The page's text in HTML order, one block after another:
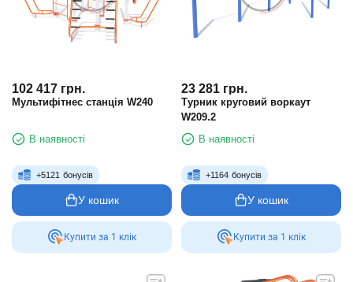
102 417 грн.
Мультифітнес станція W240
В наявності
+5121 бонусів
У кошик
Купити за 1 клiк
23 281 грн.
Турник круговий воркаут
W209.2
В наявності
+1164 бонусів
У кошик
Купити за 1 клiк